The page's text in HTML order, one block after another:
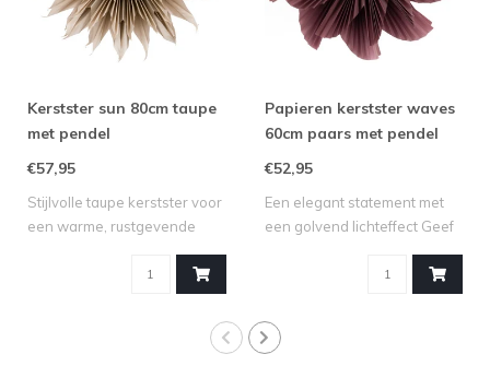
Kerstster sun 80cm taupe
met pendel
€57,95
Stijlvolle taupe kerstster voor
een warme, rustgevende
Papieren kerstster waves
60cm paars met pendel
€52,95
Een elegant statement met
een golvend lichteffect Geef